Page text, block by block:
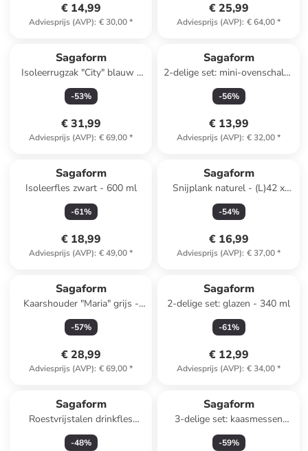
€ 14,99
Adviesprijs (AVP): € 30,00*
€ 25,99
Adviesprijs (AVP): € 64,00*
Sagaform
Isoleerrugzak "City" blauw -
21 l
-53%
€ 31,99
Adviesprijs (AVP): € 69,00*
Sagaform
2-delige set: mini-ovenschalen
"Flora" wit - (B)12,5 x (H)4,5 x
(D)9 cm
-56%
€ 13,99
Adviesprijs (AVP): € 32,00*
Sagaform
Isoleerfles zwart - 600 ml
-61%
€ 18,99
Adviesprijs (AVP): € 49,00*
Sagaform
Snijplank naturel - (L)42 x
(B)30 cm
-54%
€ 16,99
Adviesprijs (AVP): € 37,00*
Sagaform
Kaarshouder "Maria" grijs -
(H)5 x Ø 23 cm
-57%
€ 28,99
Adviesprijs (AVP): € 69,00*
Sagaform
2-delige set: glazen - 340 ml
-61%
€ 12,99
Adviesprijs (AVP): € 34,00*
Sagaform
Roestvrijstalen drinkfles
"Olle" goudkleurig - 500 ml
-48%
Sagaform
3-delige set: kaasmessen
bruin - (H)14,5 cm
-59%